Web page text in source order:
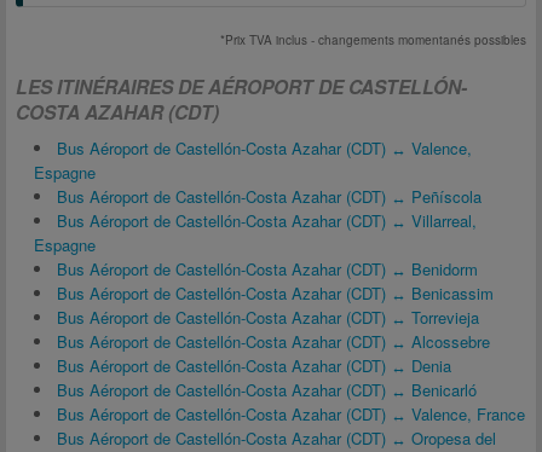
*Prix TVA inclus - changements momentanés possibles
LES ITINÉRAIRES DE AÉROPORT DE CASTELLÓN-
COSTA AZAHAR (CDT)
Bus Aéroport de Castellón-Costa Azahar (CDT) ↔ Valence,
Espagne
Bus Aéroport de Castellón-Costa Azahar (CDT) ↔ Peñíscola
Bus Aéroport de Castellón-Costa Azahar (CDT) ↔ Villarreal,
Espagne
Bus Aéroport de Castellón-Costa Azahar (CDT) ↔ Benidorm
Bus Aéroport de Castellón-Costa Azahar (CDT) ↔ Benicassim
Bus Aéroport de Castellón-Costa Azahar (CDT) ↔ Torrevieja
Bus Aéroport de Castellón-Costa Azahar (CDT) ↔ Alcossebre
Bus Aéroport de Castellón-Costa Azahar (CDT) ↔ Denia
Bus Aéroport de Castellón-Costa Azahar (CDT) ↔ Benicarló
Bus Aéroport de Castellón-Costa Azahar (CDT) ↔ Valence, France
Bus Aéroport de Castellón-Costa Azahar (CDT) ↔ Oropesa del